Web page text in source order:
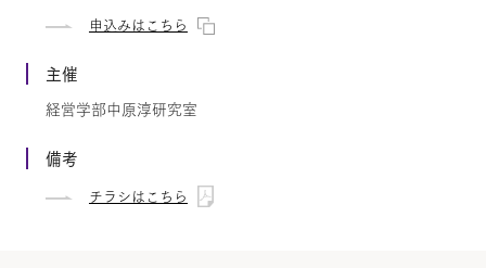
申込みはこちら
主催
経営学部中原淳研究室
備考
チラシはこちら